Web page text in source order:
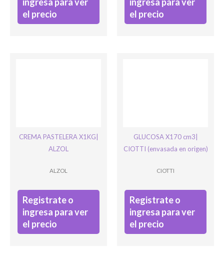
el precio
el precio
CREMA PASTELERA X1KG|
ALZOL
ALZOL
Registrate o
ingresa para ver
el precio
GLUCOSA X170 cm3|
CIOTTI (envasada en origen)
CIOTTI
Registrate o
ingresa para ver
el precio